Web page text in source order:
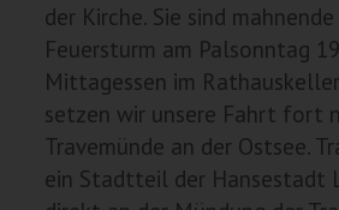
der Kirche. Sie sind
Feuersturm am Palsonntag
Mittagessen im
setzen wir unsere Fahrt fort
Travemünde an der Ostsee.
ein Stadtteil der Hansestadt